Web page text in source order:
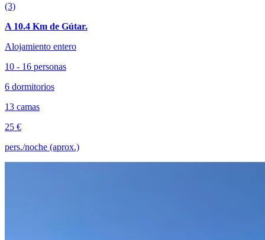
(3)
A 10.4 Km de Gútar.
Alojamiento entero
10 - 16 personas
6 dormitorios
13 camas
25 €
pers./noche (aprox.)